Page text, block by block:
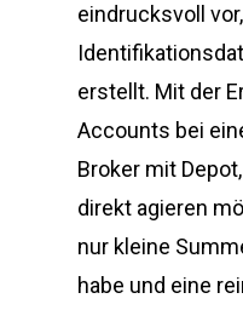
eindrucksvoll
erstellt. Mit der
Accounts bei
Broker mit
direkt agieren
nur kleine
habe und eine